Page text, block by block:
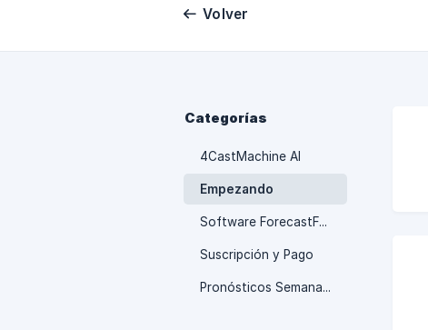
Volver
Categorías
4CastMachine AI
Empezando
Software ForecastFollow
Suscripción y Pago
Pronósticos Semanales